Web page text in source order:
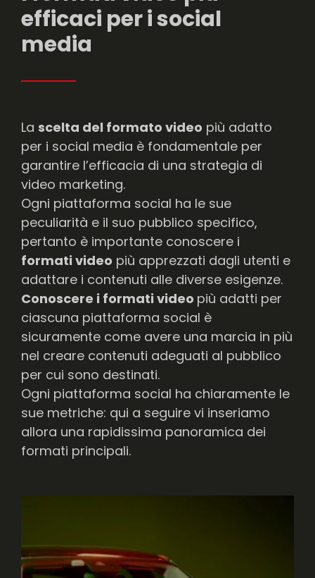
efficaci per i social
media
La scelta del formato video più adatto
per i social media è fondamentale per
garantire l’efficacia di una strategia di
video marketing.
Ogni piattaforma social ha le sue
peculiarità e il suo pubblico specifico,
pertanto è importante conoscere i
formati video più apprezzati dagli utenti e
adattare i contenuti alle diverse esigenze.
Conoscere i formati video più adatti per
ciascuna piattaforma social è
sicuramente come avere una marcia in più
nel creare contenuti adeguati al pubblico
per cui sono destinati.
Ogni piattaforma social ha chiaramente le
sue metriche: qui a seguire vi inseriamo
allora una rapidissima panoramica dei
formati principali.